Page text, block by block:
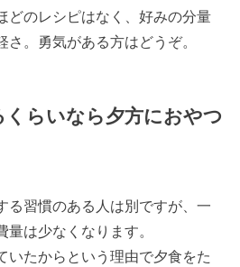
どのレシピはなく、好みの分量
。勇気がある方はどうぞ。
らいなら夕方におやつ
る習慣のある人は別ですが、一
は少なくなります。
いたからという理由で夕食をた